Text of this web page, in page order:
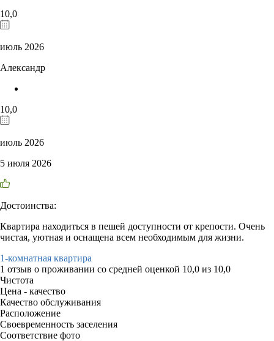
10,0
июль 2026
Александр
10,0
июль 2026
5 июля 2026
Достоинства:
Квартира находиться в пешей доступности от крепости. Очень
чистая, уютная и оснащена всем необходимым для жизни.
1-комнатная квартира
1 отзыв о проживании со средней оценкой 10,0 из 10,0
Чистота
Цена - качество
Качество обслуживания
Расположение
Своевременность заселения
Соответствие фото